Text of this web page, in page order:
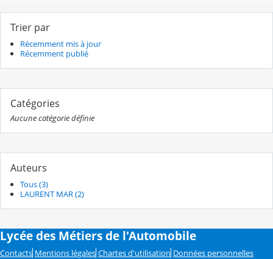
Trier par
Récemment mis à jour
Récemment publié
Catégories
Aucune catégorie définie
Auteurs
Tous (3)
LAURENT MAR (2)
Lycée des Métiers de l'Automobile
Contacts Mentions légales Chartes d'utilisation Données personnelles